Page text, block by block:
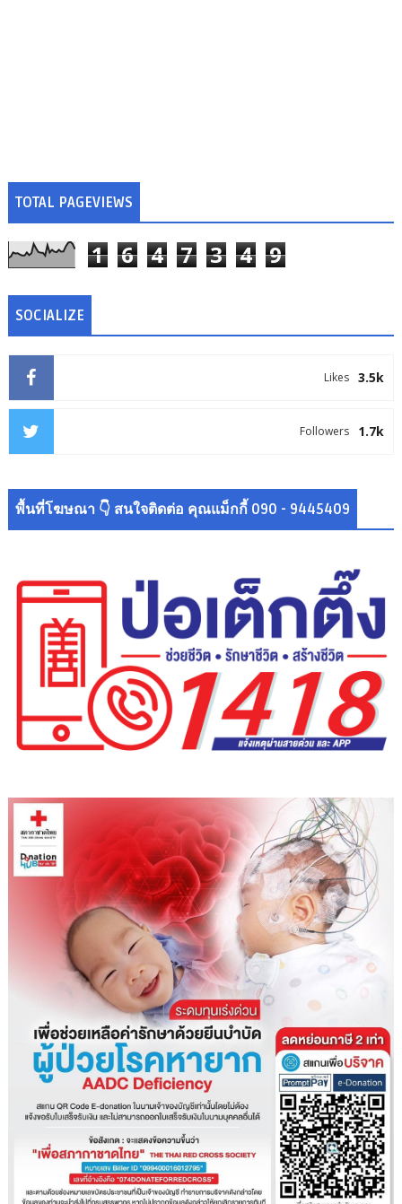
TOTAL PAGEVIEWS
1 6 4 7 3 4 9
SOCIALIZE
3.5k
Likes
1.7k
Followers
พื้นที่โฆษณา 👇 สนใจติดต่อ คุณแม็กกี้ 090 - 9445409